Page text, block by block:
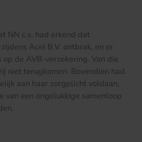
NN c.s. had erkend dat
Acel B.V. ontbrak, en er
de AVB-verzekering. Van die
niet terugkomen. Bovendien had
aan haar zorgplicht voldaan,
van een ongelukkige samenloop